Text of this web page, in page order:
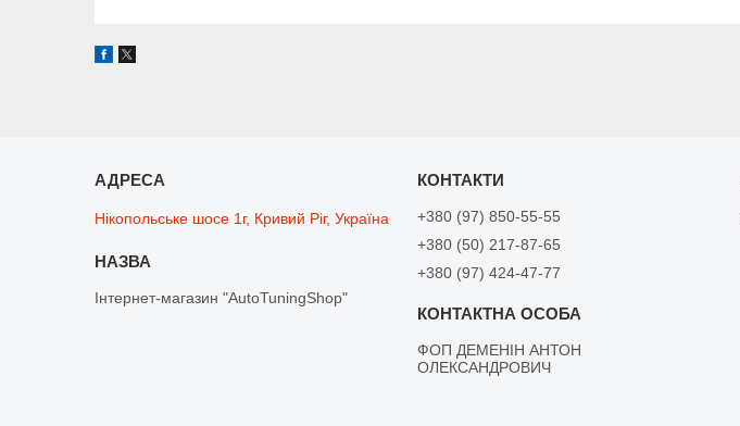
Нікопольське шосе 1г, Кривий Ріг, Україна
Інтернет-магазин "AutoTuningShop"
+380 (97) 850-55-55
+380 (50) 217-87-65
+380 (97) 424-47-77
ФОП ДЕМЕНІН АНТОН
ОЛЕКСАНДРОВИЧ